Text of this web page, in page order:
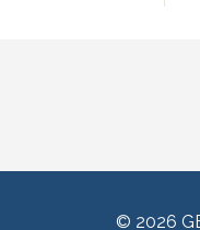
© 2026